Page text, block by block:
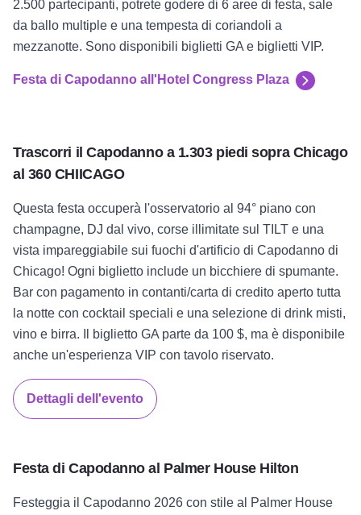
2.500 partecipanti, potrete godere di 6 aree di festa, sale
da ballo multiple e una tempesta di coriandoli a
mezzanotte. Sono disponibili biglietti GA e biglietti VIP.
Festa di Capodanno all'Hotel Congress Plaza
Trascorri il Capodanno a 1.303 piedi sopra Chicago
al 360 CHIICAGO
Questa festa occuperà l'osservatorio al 94° piano con
champagne, DJ dal vivo, corse illimitate sul TILT e una
vista impareggiabile sui fuochi d'artificio di Capodanno di
Chicago! Ogni biglietto include un bicchiere di spumante.
Bar con pagamento in contanti/carta di credito aperto tutta
la notte con cocktail speciali e una selezione di drink misti,
vino e birra. Il biglietto GA parte da 100 $, ma è disponibile
anche un'esperienza VIP con tavolo riservato.
Dettagli dell'evento
Festa di Capodanno al Palmer House Hilton
Festeggia il Capodanno 2026 con stile al Palmer House